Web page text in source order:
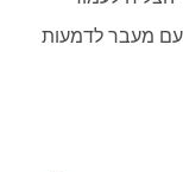
מעבר לדמעות